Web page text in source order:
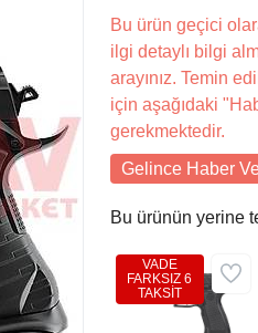
Bu ürün geçici
ilgi detaylı bilgi
arayınız. Temin
için aşağıdaki
gerekmektedir.
Gelince Haber
Bu ürünün yerine
VADE
FARKSIZ 6
TAKSİT